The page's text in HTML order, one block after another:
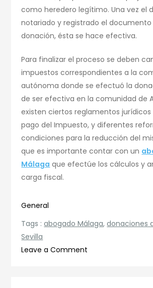
como heredero legítimo. Una vez el
notariado y registrado el documento
donación, ésta se hace efectiva.
Para finalizar el proceso se deben
impuestos correspondientes a la
autónoma donde se efectuó la
de ser efectiva en la comunidad de
existen ciertos reglamentos
pago del Impuesto, y diferentes
condiciones para la reducción del
que es importante contar con un
Málaga que efectúe los cálculos y
carga fiscal.
General
Tags :abogado Málaga,donaciones
Sevilla
Leave a Comment